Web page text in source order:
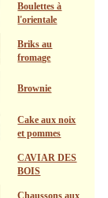
Boulettes à
l'orientale
Briks au
fromage
Brownie
Cake aux noix
et pommes
CAVIAR DES
BOIS
Chaussons aux